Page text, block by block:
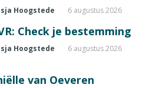
Hoogstede 6 augustus 2026
Check je bestemming
Hoogstede 6 augustus 2026
van Oeveren